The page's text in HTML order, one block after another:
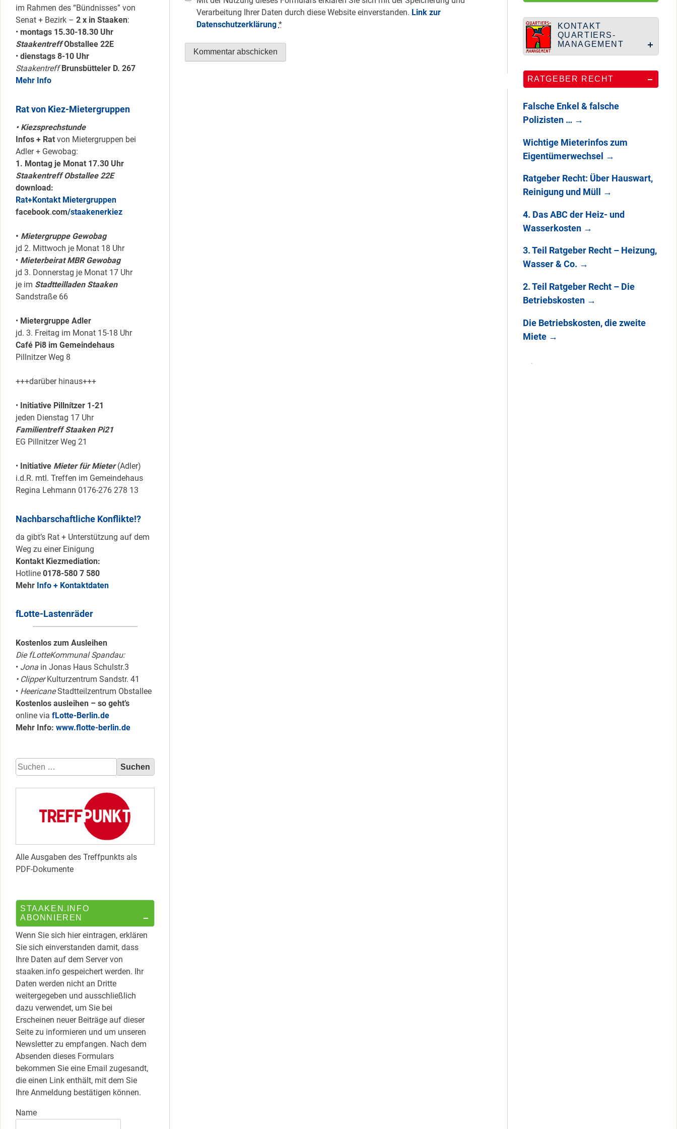
Verarbeitung Ihrer Daten durch diese Website einverstanden. Link zur
Datenschutzerklärung *
im Rahmen des “Bündnisses” von
Senat + Bezirk – 2 x in Staaken:
• montags 15.30-18.30 Uhr
Staakentreff Obstallee 22E
• dienstags 8-10 Uhr
Staakentreff Brunsbütteler D. 267
Mehr Info
Rat von Kiez-Mietergruppen
• Kiezsprechstunde
Infos + Rat von Mietergruppen bei
Adler + Gewobag:
1. Montag je Monat 17.30 Uhr
Staakentreff Obstallee 22E
download:
Rat+Kontakt Mietergruppen
facebook.com/staakenerkiez
• Mietergruppe Gewobag
jd 2. Mittwoch je Monat 18 Uhr
• Mieterbeirat MBR Gewobag
jd 3. Donnerstag je Monat 17 Uhr
je im Stadtteilladen Staaken
Sandstraße 66
• Mietergruppe Adler
jd. 3. Freitag im Monat 15-18 Uhr
Café Pi8 im Gemeindehaus
Pillnitzer Weg 8
+++darüber hinaus+++
• Initiative Pillnítzer 1-21
jeden Dienstag 17 Uhr
Familientreff Staaken Pi21
EG Pillnitzer Weg 21
• Initiative Mieter für Mieter(Adler)
i.d.R. mtl. Treffen im Gemeindehaus
Regina Lehmann 0176-276 278 13
Nachbarschaftliche Konflikte!?
da gibt’s Rat + Unterstützung auf dem
Weg zu einer Einigung
Kontakt Kiezmediation:
Hotline 0178-580 7 580
Mehr Info + Kontaktdaten
fLotte-Lastenräder
Kostenlos zum Ausleihen
Die fLotteKommunal Spandau:
• Jona in Jonas Haus Schulstr.3
• ClipperKulturzentrum Sandstr. 41
• HeericaneStadtteilzentrum Obstallee
Kostenlos ausleihen – so geht’s
online via fLotte-Berlin.de
Mehr Info: www.flotte-berlin.de
Suchen
nach:
Alle Ausgaben des Treffpunkts als
PDF-Dokumente
STAAKEN.INFO
ABONNIEREN
Wenn Sie sich hier eintragen, erklären
Sie sich einverstanden damit, dass
Ihre Daten auf dem Server von
staaken.info gespeichert werden. Ihr
Daten werden nicht an Dritte
weitergegeben und ausschließlich
dazu verwendet, um Sie bei
Erscheinen neuer Beiträge auf dieser
Seite zu informieren und um unseren
Newsletter zu empfangen. Nach dem
Absenden dieses Formulars
bekommen Sie eine Email zugesandt,
die einen Link enthält, mit dem Sie
Ihre Anmeldung bestätigen können.
Name
KONTAKT
QUARTIERS-
MANAGEMENT
RATGEBER RECHT
Falsche Enkel & falsche
Polizisten … →
Wichtige Mieterinfos zum
Eigentümerwechsel →
Ratgeber Recht: Über Hauswart,
Reinigung und Müll
→
4. Das ABC der Heiz- und
Wasserkosten →
3. Teil Ratgeber Recht – Heizung,
Wasser & Co. →
2. Teil Ratgeber Recht – Die
Betriebskosten →
Die Betriebskosten, die zweite
Miete →
Wie Staaken zu
zwei Hahnebergen
kam
100 Jahre
Heerstraße
DAS
STADTTEILFEST
2025